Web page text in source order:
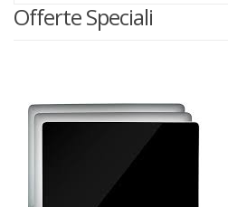
Offerte Speciali